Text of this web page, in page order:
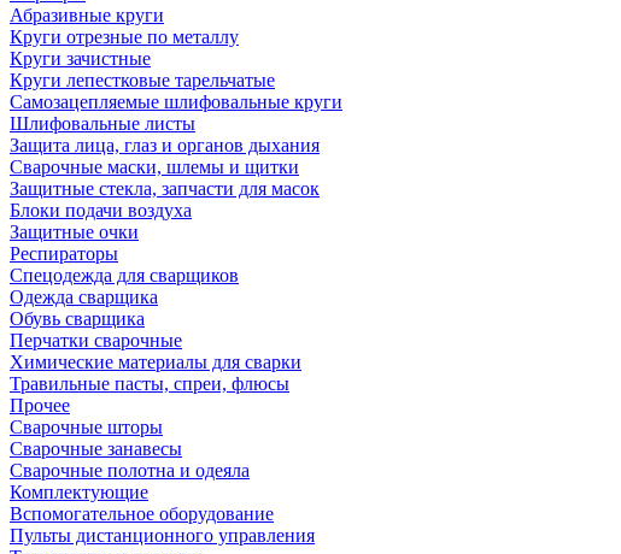
Абразивные круги
Круги отрезные по металлу
Круги зачистные
Круги лепестковые тарельчатые
Самозацепляемые шлифовальные круги
Шлифовальные листы
Защита лица, глаз и органов дыхания
Сварочные маски, шлемы и щитки
Защитные стекла, запчасти для масок
Блоки подачи воздуха
Защитные очки
Респираторы
Спецодежда для сварщиков
Одежда сварщика
Обувь сварщика
Перчатки сварочные
Химические материалы для сварки
Травильные пасты, спреи, флюсы
Прочее
Сварочные шторы
Сварочные занавесы
Сварочные полотна и одеяла
Комплектующие
Вспомогательное оборудование
Пульты дистанционного управления